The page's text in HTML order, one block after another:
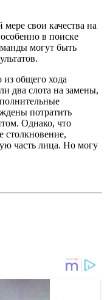
свои качества на
в поиске
могут быть
общего хода
два слота на замены,
потратить
Однако, что
столкновение,
часть лица. Но могу